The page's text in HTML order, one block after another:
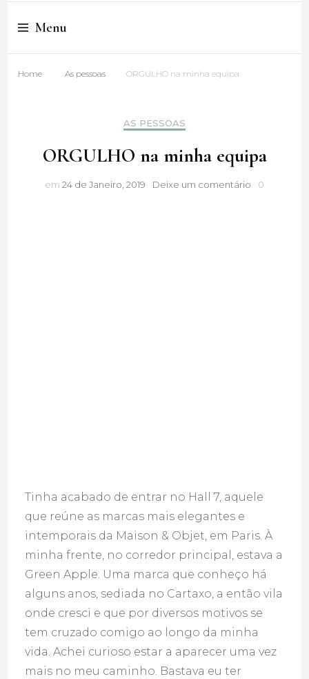
Cristina Amaro
Menu
Home As pessoas ORGULHO na minha equipa
AS PESSOAS
ORGULHO na minha equipa
em 24 de Janeiro, 2019 Deixe um comentário ORGULHO
0
Tinha acabado de entrar no Hall 7, aquele
que reúne as marcas mais elegantes e
intemporais da Maison & Objet, em Paris. À
minha frente, no corredor principal, estava a
Green Apple. Uma marca que conheço há
alguns anos, sediada no Cartaxo, a então vila
onde cresci e que por diversos motivos se
tem cruzado comigo ao longo da minha
vida. Achei curioso estar a aparecer uma vez
mais no meu caminho. Bastava eu ter